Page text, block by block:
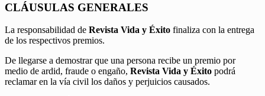
CLÁUSULAS GENERALES
La responsabilidad de Revista Vida y Éxito finaliza con la entrega
de los respectivos premios.
De llegarse a demostrar que una persona recibe un premio por
medio de ardid, fraude o engaño, Revista Vida y Éxito podrá
reclamar en la vía civil los daños y perjuicios causados.